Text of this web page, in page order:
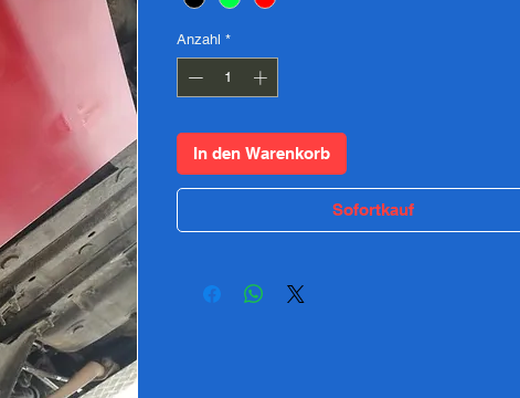
Anzahl *
In den Warenkorb
Sofortkauf